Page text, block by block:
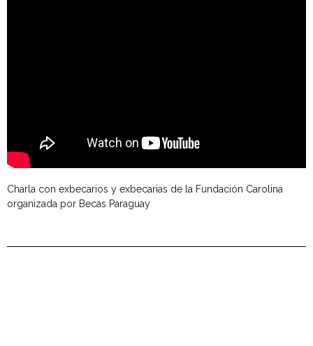
Charla con exbecarios y exbecarias de la Fundación Carolina
organizada por Becas Paraguay